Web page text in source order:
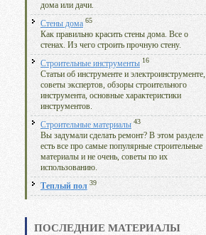
дома или дачи.
Стены дома 65
Как правильно красить стены дома. Все о
стенах. Из чего строить прочную стену.
Строительные инструменты 16
Статьи об инструменте и электроинструменте,
советы экспертов, обзоры строительного
инструмента, основные характеристики
инструментов.
Строительные материалы 43
Вы задумали сделать ремонт? В этом разделе
есть все про самые популярные строительные
материалы и не очень, советы по их
использованию.
Теплый пол 39
ПОСЛЕДНИЕ МАТЕРИАЛЫ